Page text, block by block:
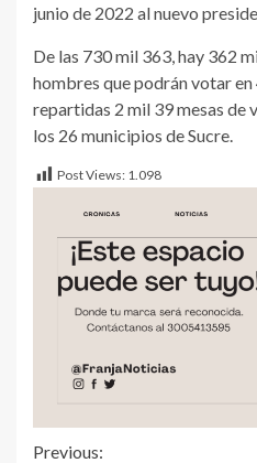
junio de 2022 al nuevo
De las 730 mil 363, hay 362
hombres que podrán votar
repartidas 2 mil 39 mesas de
los 26 municipios de Sucre.
Post Views: 1.098
Previous: